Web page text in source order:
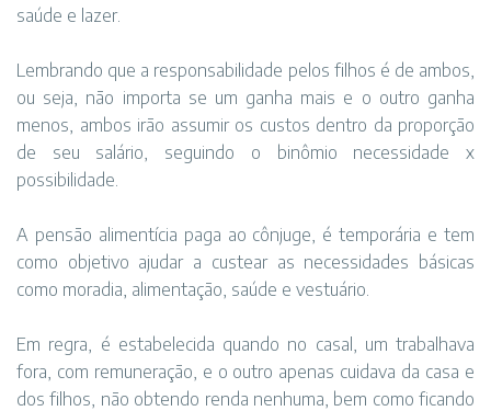
saúde e lazer.
Lembrando que a responsabilidade pelos filhos é de ambos,
ou seja, não importa se um ganha mais e o outro ganha
menos, ambos irão assumir os custos dentro da proporção
de seu salário, seguindo o binômio necessidade x
possibilidade.
A pensão alimentícia paga ao cônjuge, é temporária e tem
como objetivo ajudar a custear as necessidades básicas
como moradia, alimentação, saúde e vestuário.
Em regra, é estabelecida quando no casal, um trabalhava
fora, com remuneração, e o outro apenas cuidava da casa e
dos filhos, não obtendo renda nenhuma, bem como ficando